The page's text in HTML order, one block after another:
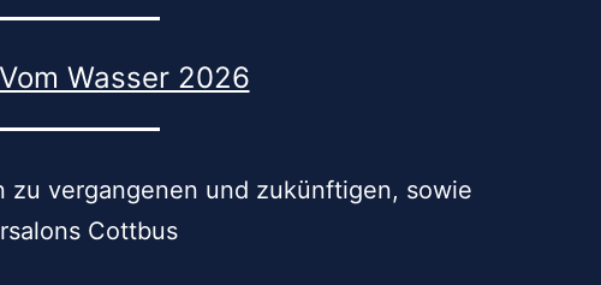
Wasser 2026
zu vergangenen und zukünftigen, sowie
Cottbus